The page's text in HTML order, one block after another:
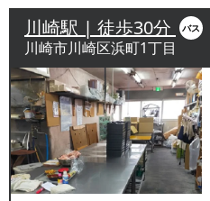
川崎駅 | 徒歩30分 バス
川崎市川崎区浜町1丁目